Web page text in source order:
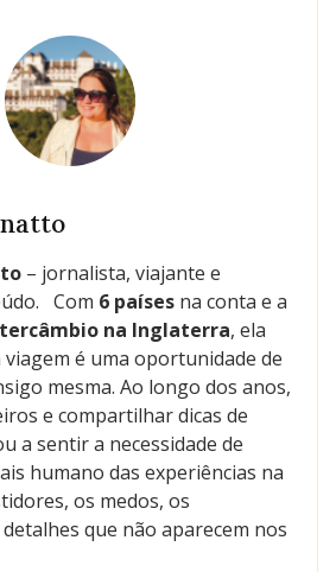
– jornalista, viajante e
Com 6 países na conta e a
na Inglaterra, ela
é uma oportunidade de
mesma. Ao longo dos anos,
e compartilhar dicas de
a sentir a necessidade de
humano das experiências na
os medos, os
que não aparecem nos